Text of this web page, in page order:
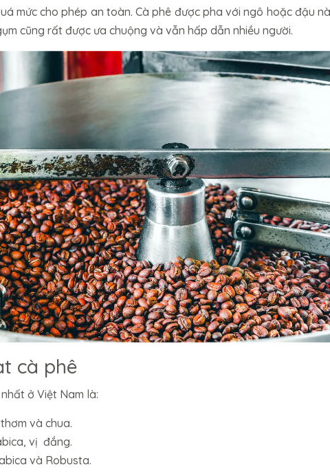
mức cho phép an toàn. Cà phê được pha với ngô hoặc đậu
cũng rất được ưa chuộng và vẫn hấp dẫn nhiều người.
cà phê
ở Việt Nam là:
và chua.
vị đắng.
và Robusta.